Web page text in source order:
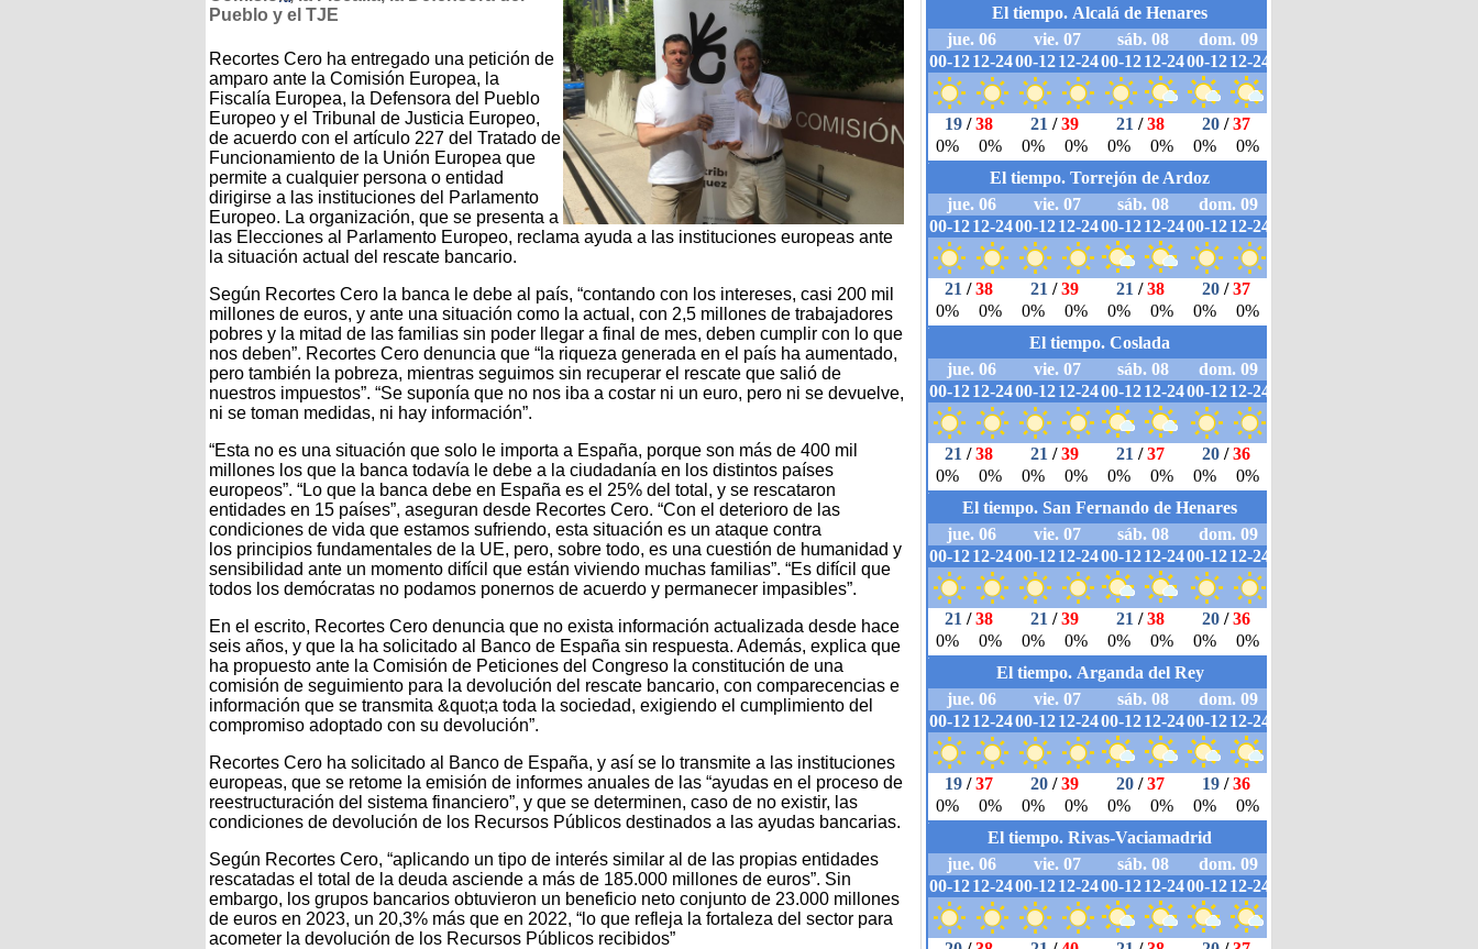
Pueblo y el TJE
Recortes Cero ha entregado una petición de
amparo ante la Comisión Europea, la
Fiscalía Europea, la Defensora del Pueblo
Europeo y el Tribunal de Justicia Europeo,
de acuerdo con el artículo 227 del Tratado de
Funcionamiento de la Unión Europea que
permite a cualquier persona o entidad
dirigirse a las instituciones del Parlamento
Europeo. La organización, que se presenta a
las Elecciones al Parlamento Europeo, reclama ayuda a las instituciones europeas ante
la situación actual del rescate bancario.
Según Recortes Cero la banca le debe al país, “contando con los intereses, casi 200 mil
millones de euros, y ante una situación como la actual, con 2,5 millones de trabajadores
pobres y la mitad de las familias sin poder llegar a final de mes, deben cumplir con lo que
nos deben”. Recortes Cero denuncia que “la riqueza generada en el país ha aumentado,
pero también la pobreza, mientras seguimos sin recuperar el rescate que salió de
nuestros impuestos”. “Se suponía que no nos iba a costar ni un euro, pero ni se devuelve,
ni se toman medidas, ni hay información”.
“Esta no es una situación que solo le importa a España, porque son más de 400 mil
millones los que la banca todavía le debe a la ciudadanía en los distintos países
europeos”. “Lo que la banca debe en España es el 25% del total, y se rescataron
entidades en 15 países”, aseguran desde Recortes Cero. “Con el deterioro de las
condiciones de vida que estamos sufriendo, esta situación es un ataque contra
los principios fundamentales de la UE, pero, sobre todo, es una cuestión de humanidad y
sensibilidad ante un momento difícil que están viviendo muchas familias”. “Es difícil que
todos los demócratas no podamos ponernos de acuerdo y permanecer impasibles”.
En el escrito, Recortes Cero denuncia que no exista información actualizada desde hace
seis años, y que la ha solicitado al Banco de España sin respuesta. Además, explica que
ha propuesto ante la Comisión de Peticiones del Congreso la constitución de una
comisión de seguimiento para la devolución del rescate bancario, con comparecencias e
información que se transmita &quot;a toda la sociedad, exigiendo el cumplimiento del
compromiso adoptado con su devolución”.
Recortes Cero ha solicitado al Banco de España, y así se lo transmite a las instituciones
europeas, que se retome la emisión de informes anuales de las “ayudas en el proceso de
reestructuración del sistema financiero”, y que se determinen, caso de no existir, las
condiciones de devolución de los Recursos Públicos destinados a las ayudas bancarias.
Según Recortes Cero, “aplicando un tipo de interés similar al de las propias entidades
rescatadas el total de la deuda asciende a más de 185.000 millones de euros”. Sin
embargo, los grupos bancarios obtuvieron un beneficio neto conjunto de 23.000 millones
de euros en 2023, un 20,3% más que en 2022, “lo que refleja la fortaleza del sector para
acometer la devolución de los Recursos Públicos recibidos”